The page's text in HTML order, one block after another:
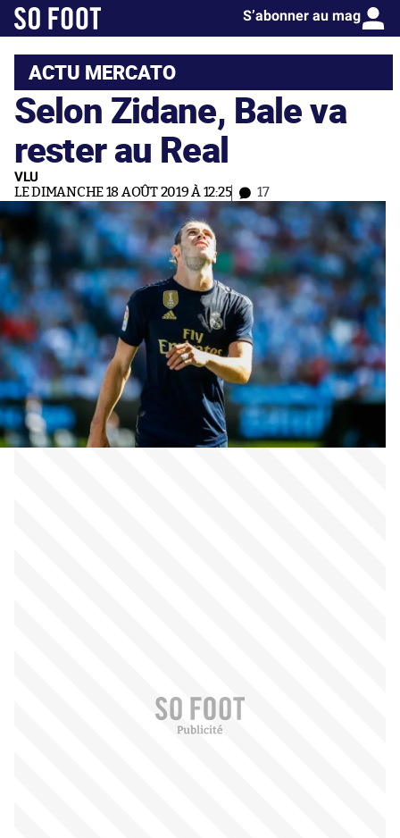
S’abonner au mag
ACTU MERCATO
Selon Zidane, Bale va
rester au Real
VLU
LE DIMANCHE 18 AOÛT 2019 À 12:25 17